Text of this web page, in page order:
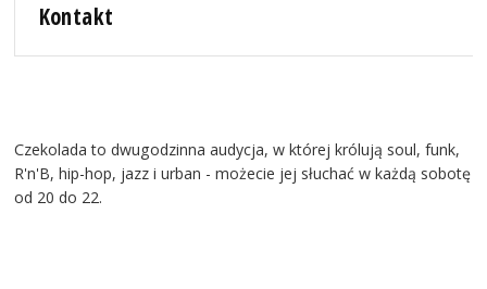
Kontakt
Czekolada to dwugodzinna audycja, w której królują soul, funk,
R'n'B, hip-hop, jazz i urban - możecie jej słuchać w każdą sobotę
od 20 do 22.